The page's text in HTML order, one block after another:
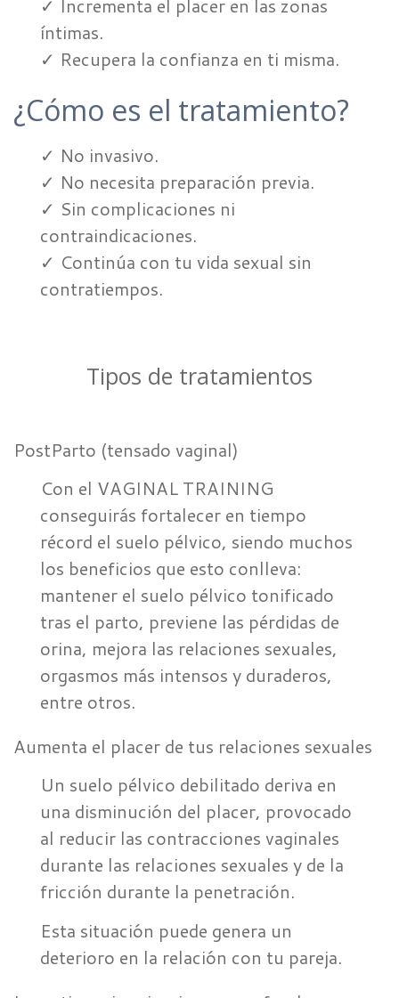
✓ Incrementa el placer en las zonas
íntimas.
✓ Recupera la confianza en ti misma.
¿Cómo es el tratamiento?
✓ No invasivo.
✓ No necesita preparación previa.
✓ Sin complicaciones ni
contraindicaciones.
✓ Continúa con tu vida sexual sin
contratiempos.
Tipos de tratamientos
PostParto (tensado vaginal)
Con el VAGINAL TRAINING
conseguirás fortalecer en tiempo
récord el suelo pélvico, siendo muchos
los beneficios que esto conlleva:
mantener el suelo pélvico tonificado
tras el parto, previene las pérdidas de
orina, mejora las relaciones sexuales,
orgasmos más intensos y duraderos,
entre otros.
Aumenta el placer de tus relaciones sexuales
Un suelo pélvico debilitado deriva en
una disminución del placer, provocado
al reducir las contracciones vaginales
durante las relaciones sexuales y de la
fricción durante la penetración.
Esta situación puede genera un
deterioro en la relación con tu pareja.